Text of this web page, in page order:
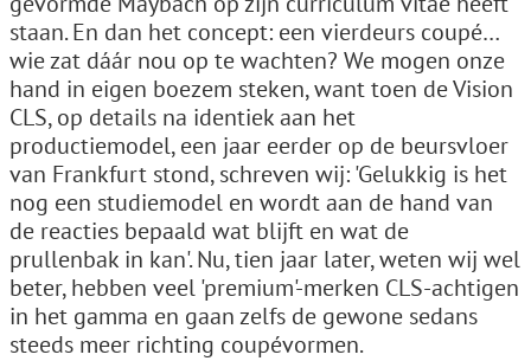
staan. En dan het concept: een vierdeurs coupé…
wie zat dáár nou op te wachten? We mogen onze
hand in eigen boezem steken, want toen de Vision
CLS, op details na identiek aan het
productiemodel, een jaar eerder op de beursvloer
van Frankfurt stond, schreven wij: 'Gelukkig is het
nog een studiemodel en wordt aan de hand van
de reacties bepaald wat blijft en wat de
prullenbak in kan'. Nu, tien jaar later, weten wij wel
beter, hebben veel 'premium'-merken CLS-achtigen
in het gamma en gaan zelfs de gewone sedans
steeds meer richting coupévormen.